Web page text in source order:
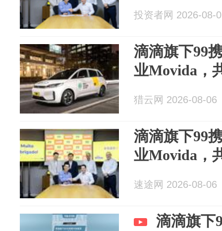
投资者网 2026-08-
滴滴旗下99
业Movida，
猎云网 2026-08-06
滴滴旗下99
业Movida，
速途网 2026-08-06
滴滴旗下